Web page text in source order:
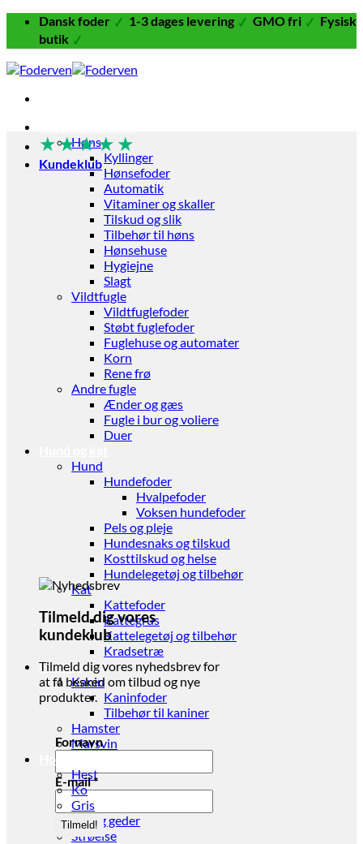
Fortsæt
indhold
Dansk foder 1-3 dages levering GMO fri
Fysisk
butik
Høns
Kyllinger
Hønsefoder
Automatik
Vitaminer og skaller
Tilskud og slik
Tilbehør til høns
Hønsehuse
Hygiejne
Slagt
Vildtfugle
Vildtfuglefoder
Støbt fuglefoder
Fuglehuse og automater
Korn
Rene frø
Andre fugle
Ænder og gæs
Fugle i bur og voliere
Duer
Hund
Hundefoder
Hvalpefoder
Voksen hundefoder
Pels og pleje
Hundesnaks og tilskud
Kosttilskud og helse
Hundelegetøj og tilbehør
Kat
Kattefoder
Kattegrus
Kattelegetøj og tilbehør
Kradsetræ
Gnaver
Kanin
Kaninfoder
Tilbehør til kaniner
Hamster
Marsvin
Hov- og Klovdyr
Hest
Ko
Gris
Får og geder
Strøelse
★★★★ ★
Kundeklub
Tilmeld dig vores
kundeklub
Tilmeld dig vores nyhedsbrev for
at få besked om tilbud og nye
produkter.
Fornavn
E-mail*